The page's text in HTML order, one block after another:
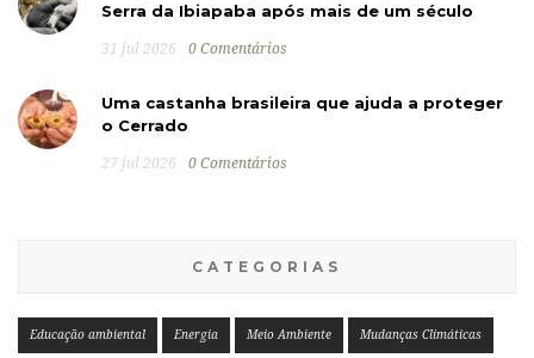
Serra da Ibiapaba após mais de um século
31 jul 2026 0 Comentários
Uma castanha brasileira que ajuda a proteger
o Cerrado
27 jul 2026 0 Comentários
CATEGORIAS
Educação ambiental Energia Meio Ambiente Mudanças Climáticas